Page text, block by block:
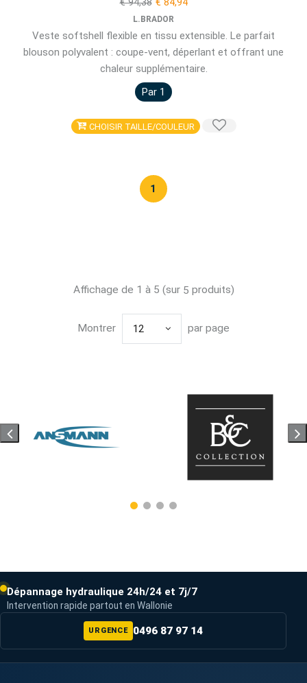
€ 94,38 € 84,94
L.BRADOR
Veste softshell flexible en tissu extensible. Le parfait
blouson polyvalent : coupe-vent, déperlant et offrant une
chaleur supplémentaire.
Par 1
CHOISIR TAILLE/COULEUR
1
Affichage de 1 à 5 (sur 5 produits)
Montrer 12 par page
Dépannage hydraulique 24h/24 et 7j/7
Intervention rapide partout en Wallonie
URGENCE 0496 87 97 14